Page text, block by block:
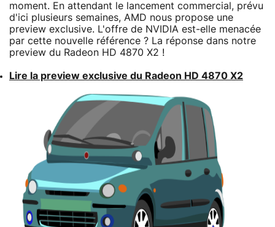
moment. En attendant le lancement commercial, prévu
d'ici plusieurs semaines, AMD nous propose une
preview exclusive. L'offre de NVIDIA est-elle menacée
par cette nouvelle référence ? La réponse dans notre
preview du Radeon HD 4870 X2 !
Lire la preview exclusive du Radeon HD 4870 X2